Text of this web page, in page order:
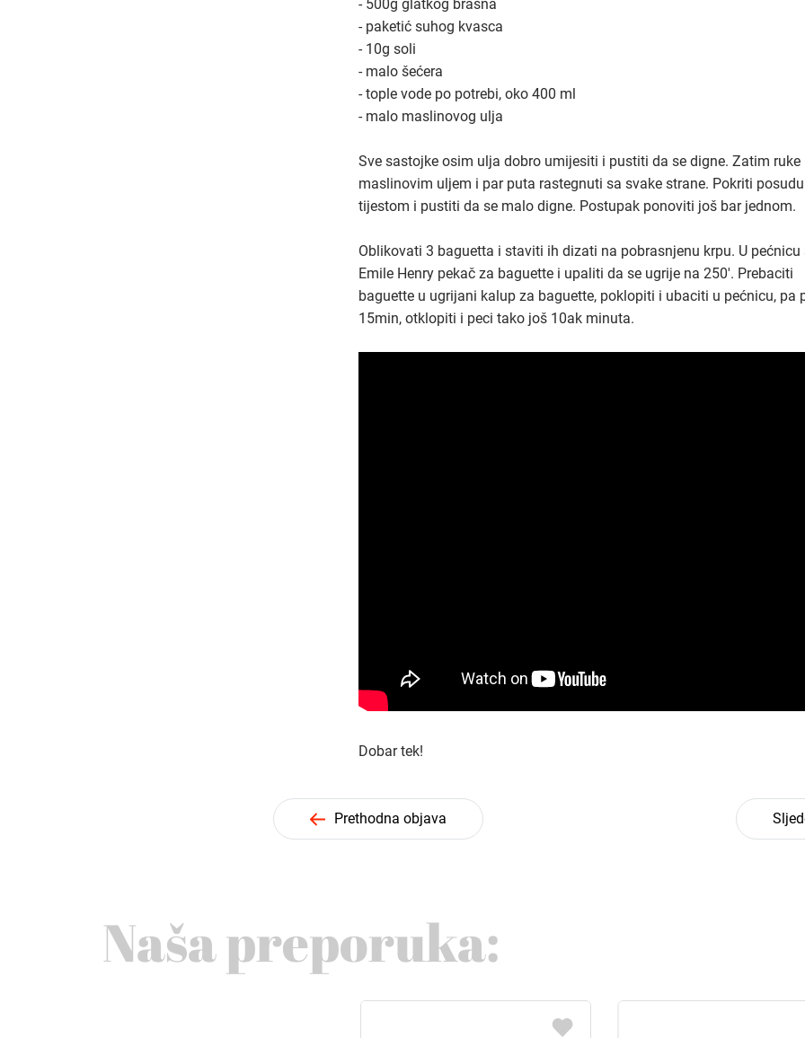
- 500g glatkog brašna
- paketić suhog kvasca
- 10g soli
- malo šećera
- tople vode po potrebi, oko 400 ml
- malo maslinovog ulja
Sve sastojke osim ulja dobro umijesiti i pustiti da se digne. Zatim
maslinovim uljem i par puta rastegnuti sa svake strane. Pokriti
tijestom i pustiti da se malo digne. Postupak ponoviti još bar jednom.
Oblikovati 3 baguetta i staviti ih dizati na pobrasnjenu krpu. U
Emile Henry pekač za baguette i upaliti da se ugrije na 250'. Prebaciti
baguette u ugrijani kalup za baguette, poklopiti i ubaciti u pećnicu, pa
15min, otklopiti i peci tako još 10ak minuta.
Dobar tek!
Prethodna objava
Naša preporuka: